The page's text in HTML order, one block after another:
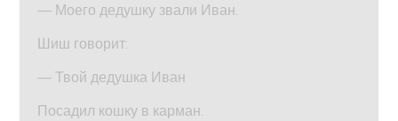
— Моего дедушку звали Иван.
Шиш говорит:
— Твой дедушка Иван
Посадил кошку в карман.